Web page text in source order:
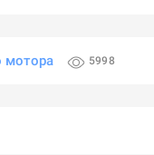
мотора 5998